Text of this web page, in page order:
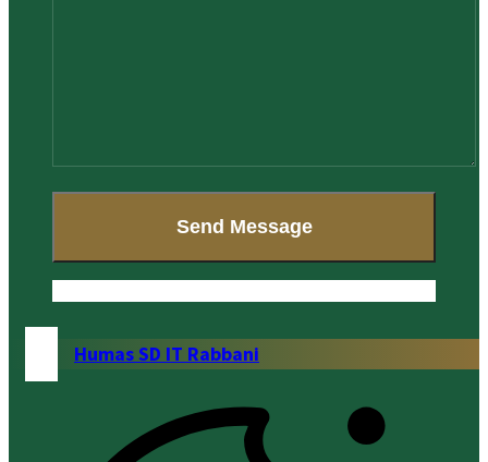
Humas SD IT Rabbani